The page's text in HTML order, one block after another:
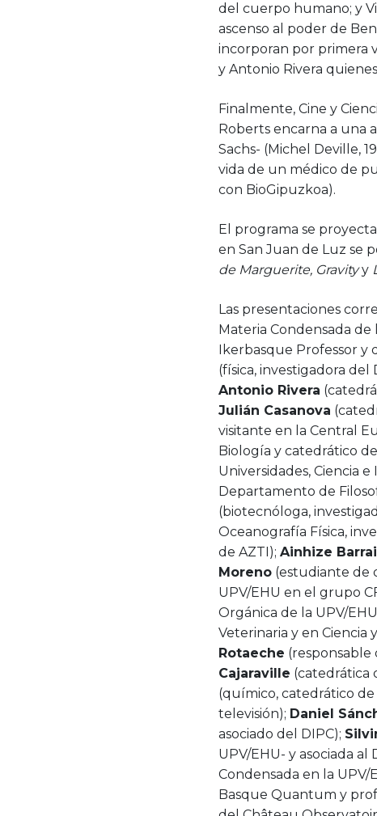
del cuerpo humano; y
ascenso al poder de
incorporan por primera
y Antonio Rivera
Finalmente, Cine y
Roberts encarna a una
Sachs- (Michel Deville,
vida de un médico de
con BioGipuzkoa).
El programa se
en San Juan de Luz se
de Marguerite, Gravityy
Las presentaciones
Materia Condensada
Ikerbasque Professor y
(física, investigadora
Antonio Rivera
Julián Casanova
visitante en la Central
Biología y catedrático
Universidades, Ciencia
Departamento de
(biotecnóloga,
Oceanografía Física,
de AZTI);Ainhize
Moreno (estudiante de
UPV/EHU en el grupo
Orgánica de la UPV/
Veterinaria y en Ciencia
Rotaeche (responsable
Cajaraville (catedrática
(químico, catedrático de
televisión); Daniel
asociado del DIPC);
UPV/EHU- y asociada al
Condensada en la UPV/
Basque Quantum y